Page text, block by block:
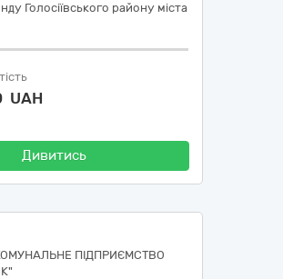
Голосіївського району міста
UAH
Дивитись
ПІДПРИЄМСТВО